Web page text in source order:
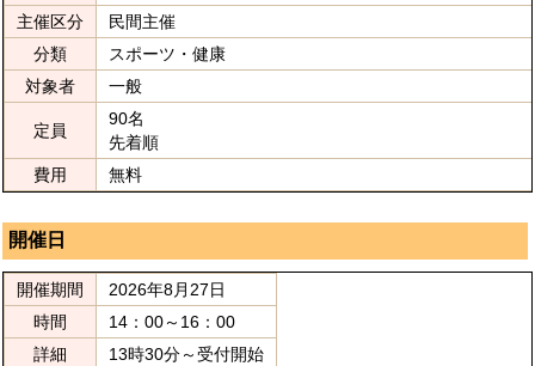
主催区分
民間主催
分類
スポーツ・健康
対象者
一般
定員
90名
先着順
費用
無料
開催日
開催期間
2026年8月27日
時間
14：00～16：00
詳細
13時30分～受付開始